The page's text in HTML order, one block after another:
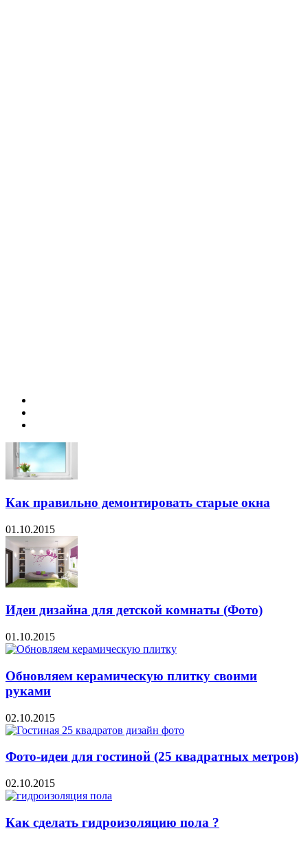
Как правильно демонтировать старые окна
01.10.2015
Идеи дизайна для детской комнаты (Фото)
01.10.2015
Обновляем керамическую плитку своими
руками
02.10.2015
Фото-идеи для гостиной (25 квадратных метров)
02.10.2015
Как сделать гидроизоляцию пола ?